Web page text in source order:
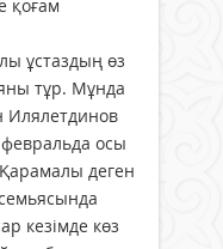
қоғам
ұстаздың өз
тұр. Мұнда
осы
деген
кезімде көз